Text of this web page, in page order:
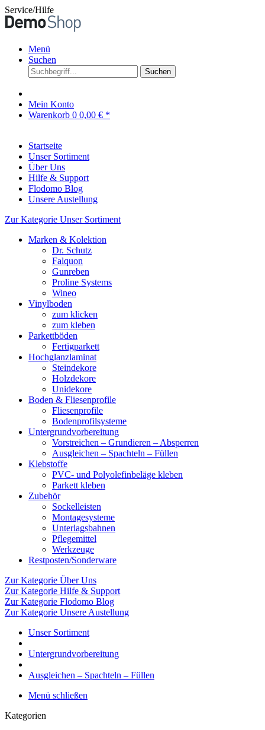
Service/Hilfe
Menü
Suchen
Suchen
Mein Konto
Warenkorb 0 0,00 € *
Startseite
Unser Sortiment
Über Uns
Hilfe & Support
Flodomo Blog
Unsere Austellung
Zur Kategorie Unser Sortiment
Marken & Kolektion
Dr. Schutz
Falquon
Gunreben
Proline Systems
Wineo
Vinylboden
zum klicken
zum kleben
Parkettböden
Fertigparkett
Hochglanzlaminat
Steindekore
Holzdekore
Unidekore
Boden & Fliesenprofile
Fliesenprofile
Bodenprofilsysteme
Untergrundvorbereitung
Vorstreichen – Grundieren – Absperren
Ausgleichen – Spachteln – Füllen
Klebstoffe
PVC- und Polyolefinbeläge kleben
Parkett kleben
Zubehör
Sockelleisten
Montagesysteme
Unterlagsbahnen
Pflegemittel
Werkzeuge
Restposten/Sonderware
Zur Kategorie Über Uns
Zur Kategorie Hilfe & Support
Zur Kategorie Flodomo Blog
Zur Kategorie Unsere Austellung
Unser Sortiment
Untergrundvorbereitung
Ausgleichen – Spachteln – Füllen
Menü schließen
Kategorien